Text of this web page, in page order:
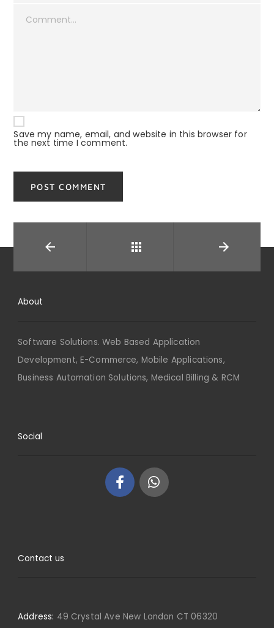
Save my name, email, and website in this browser for
the next time I comment.
About
Software Solutions. Web Based Application
Development, E-Commerce, Mobile Applications,
Business Automation Solutions, Medical Billing & RCM
Social
Contact us
Address: 49 Crystal Ave New London CT 06320